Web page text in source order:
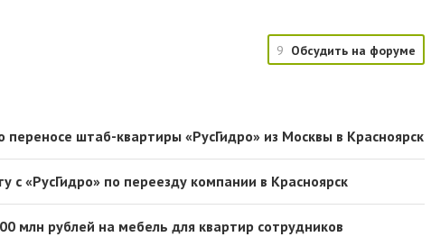
9 Обсудить на форуме
переносе штаб-квартиры «РусГидро» из Москвы в Красноярск
с «РусГидро» по переезду компании в Красноярск
млн рублей на мебель для квартир сотрудников